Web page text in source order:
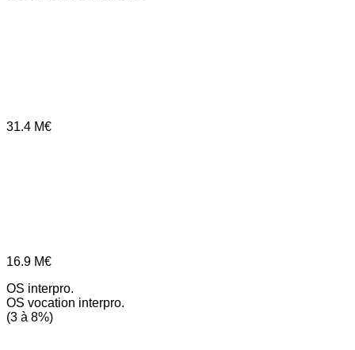
31.4 M€
16.9 M€
OS interpro.
OS vocation interpro.
(3 à 8%)